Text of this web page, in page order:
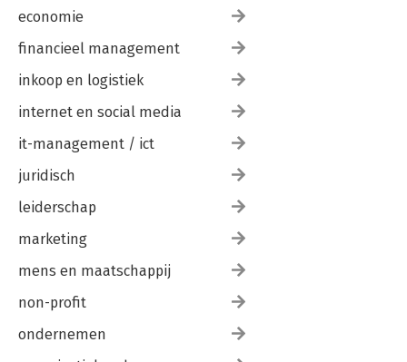
economie
financieel management
inkoop en logistiek
internet en social media
it-management / ict
juridisch
leiderschap
marketing
mens en maatschappij
non-profit
ondernemen